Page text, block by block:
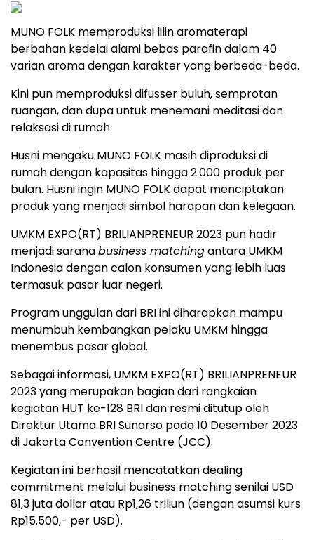
MUNO FOLK memproduksi lilin aromaterapi
berbahan kedelai alami bebas parafin dalam 40
varian aroma dengan karakter yang berbeda-beda.
Kini pun memproduksi difusser buluh, semprotan
ruangan, dan dupa untuk menemani meditasi dan
relaksasi di rumah.
Husni mengaku MUNO FOLK masih diproduksi di
rumah dengan kapasitas hingga 2.000 produk per
bulan. Husni ingin MUNO FOLK dapat menciptakan
produk yang menjadi simbol harapan dan kelegaan.
UMKM EXPO(RT) BRILIANPRENEUR 2023 pun hadir
menjadi saranabusiness matchingantara UMKM
Indonesia dengan calon konsumen yang lebih luas
termasuk pasar luar negeri.
Program unggulan dari BRI ini diharapkan mampu
menumbuh kembangkan pelaku UMKM hingga
menembus pasar global.
Sebagai informasi, UMKM EXPO(RT) BRILIANPRENEUR
2023 yang merupakan bagian dari rangkaian
kegiatan HUT ke-128 BRI dan resmi ditutup oleh
Direktur Utama BRI Sunarso pada 10 Desember 2023
di Jakarta Convention Centre (JCC).
Kegiatan ini berhasil mencatatkan dealing
commitment melalui business matching senilai USD
81,3 juta dollar atau Rp1,26 triliun (dengan asumsi kurs
Rp15.500,- per USD).